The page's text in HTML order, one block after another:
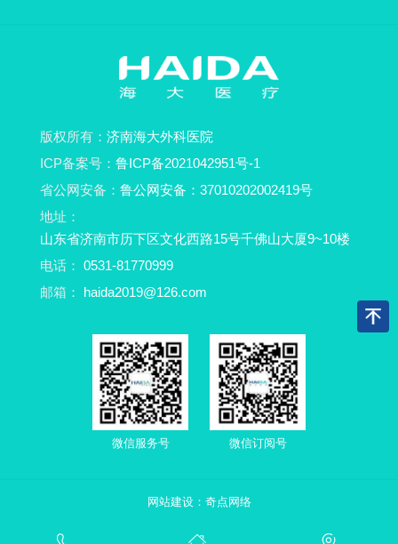
版权所有： 济南海大外科医院
ICP备案号： 鲁ICP备2021042951号-1
省公网安备： 鲁公网安备：37010202002419号
地址：
山东省济南市历下区文化西路15号千佛山大厦9~10楼
电话： 0531-81770999
邮箱：
haida2019@126.com
微信服务号 微信订阅号
网站建设： 奇点网络